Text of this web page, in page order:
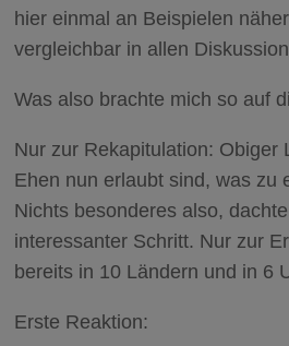
hier einmal an Beispielen
vergleichbar in allen
Was also brachte mich so auf
Nur zur Rekapitulation: Obiger
Ehen nun erlaubt sind, was zu
Nichts besonderes also,
interessanter Schritt. Nur zur
bereits in 10 Ländern und in 6
Erste Reaktion: